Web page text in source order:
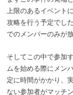
上限のあるイベント
攻略を行う予定でし
でのメンバーのみが
そしてこの中で参加
ムを始める際にメン
定に時間がかかり、
ない参加者がマッチ